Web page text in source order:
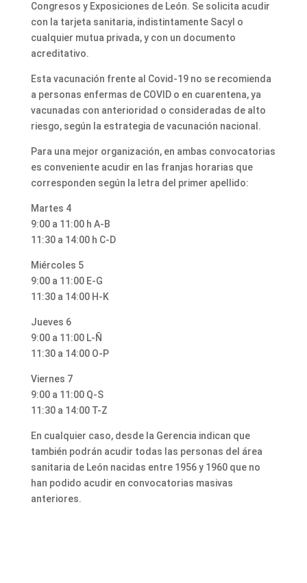
Congresos y Exposiciones de León. Se solicita acudir
con la tarjeta sanitaria, indistintamente Sacyl o
cualquier mutua privada, y con un documento
acreditativo.
Esta vacunación frente al Covid-19 no se recomienda
a personas enfermas de COVID o en cuarentena, ya
vacunadas con anterioridad o consideradas de alto
riesgo, según la estrategia de vacunación nacional.
Para una mejor organización, en ambas convocatorias
es conveniente acudir en las franjas horarias que
corresponden según la letra del primer apellido:
Martes 4
9:00 a 11:00 h A-B
11:30 a 14:00 h C-D
Miércoles 5
9:00 a 11:00 E-G
11:30 a 14:00 H-K
Jueves 6
9:00 a 11:00 L-Ñ
11:30 a 14:00 O-P
Viernes 7
9:00 a 11:00 Q-S
11:30 a 14:00 T-Z
En cualquier caso, desde la Gerencia indican que
también podrán acudir todas las personas del área
sanitaria de León nacidas entre 1956 y 1960 que no
han podido acudir en convocatorias masivas
anteriores.